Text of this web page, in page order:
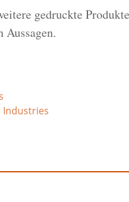
gedruckte
Industries